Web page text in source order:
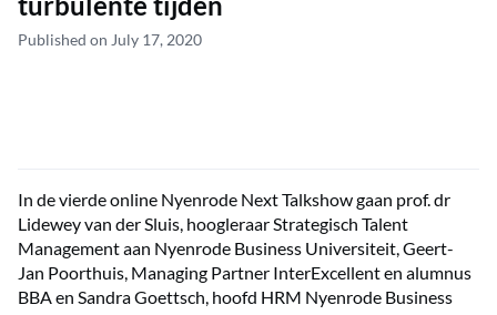
Published on July 17, 2020
In de vierde online Nyenrode Next Talkshow gaan prof. dr
Lidewey van der Sluis, hoogleraar Strategisch Talent
Management aan Nyenrode Business Universiteit, Geert-
Jan Poorthuis, Managing Partner InterExcellent en alumnus
BBA en Sandra Goettsch, hoofd HRM Nyenrode Business